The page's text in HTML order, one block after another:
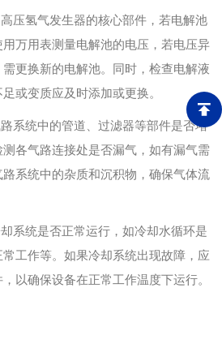
压氢气发生器的核心部件，若电解池
万用表测量电解池的电压，若电压异
更换新的电解池。同时，检查电解液
或变质应及时添加或更换。
系统中的管道、过滤器等部件是否堵
各气路连接处是否漏气，如有漏气需
系统中的杂质和沉积物，确保气体流
系统是否正常运行，如冷却水循环是
工作等。如果冷却系统出现故障，应
以确保设备在正常工作温度下运行。